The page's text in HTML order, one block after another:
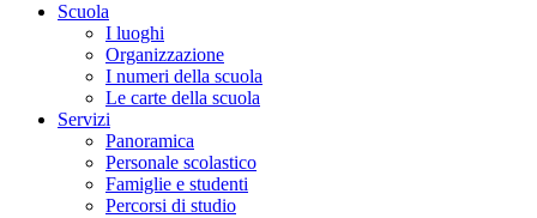
Scuola
I luoghi
Organizzazione
I numeri della scuola
Le carte della scuola
Servizi
Panoramica
Personale scolastico
Famiglie e studenti
Percorsi di studio